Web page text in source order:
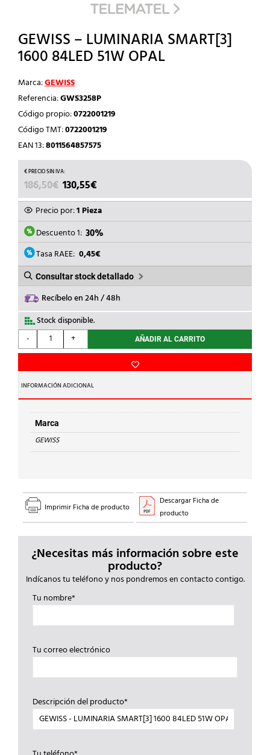
GEWISS – LUMINARIA SMART[3]
1600 84LED 51W OPAL
Marca:GEWISS
Referencia:GWS3258P
Código propio:0722001219
Código TMT:0722001219
EAN 13:8011564857575
186,50€ EL
PRECIO
ORIGINAL
ERA:
186,50€.
130,55€
PRECIO
ACTUAL
ES:
130,55€.
Precio por:1 Pieza
Descuento 1: 30%
Tasa RAEE: 0,45€
Consultar stock detallado
Recíbelo en 24h / 48h
Stock disponible.
-
GEWISS
-
SMART[3]
1600
84LED
51W
OPAL
cantidad
+ AÑADIR AL CARRITO
INFORMACIÓN ADICIONAL
Marca
GEWISS
Imprimir Ficha de producto
Descargar Ficha de
producto
¿Necesitas más información sobre este
producto?
Indícanos tu teléfono y nos pondremos en contacto contigo.
Tu nombre*
Tu correo electrónico
Descripción del producto*